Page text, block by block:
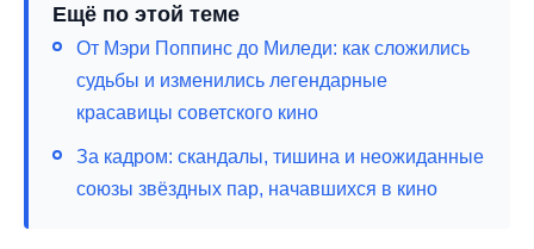
Ещё по этой теме
От Мэри Поппинс до Миледи: как сложились
судьбы и изменились легендарные
красавицы советского кино
За кадром: скандалы, тишина и неожиданные
союзы звёздных пар, начавшихся в кино